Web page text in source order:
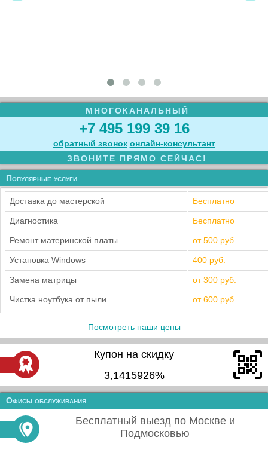
МНОГОКАНАЛЬНЫЙ
+7 495 199 39 16
обратный звонок онлайн‑консультант
ЗВОНИТЕ ПРЯМО СЕЙЧАС!
Популярные услуги
Доставка до мастерской Бесплатно
Диагностика Бесплатно
Ремонт материнской платы от 500 руб.
Установка Windows 400 руб.
Замена матрицы от 300 руб.
Чистка ноутбука от пыли от 600 руб.
Посмотреть наши цены
Купон на скидку
3,1415926%
Офисы обслуживания
Бесплатный выезд по Москве и
Подмосковью